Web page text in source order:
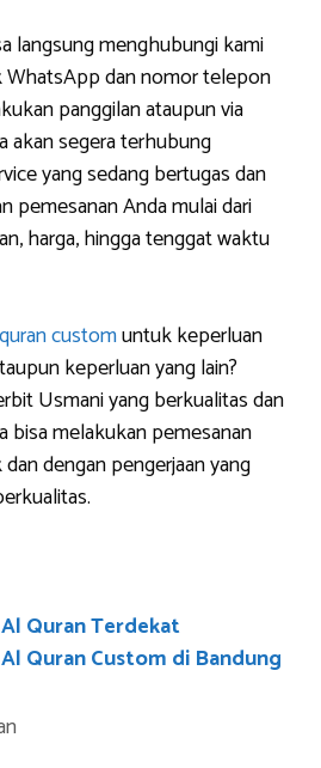
langsung menghubungi kami
WhatsApp dan nomor telepon
panggilan ataupun via
akan segera terhubung
yang sedang bertugas dan
pemesanan Anda mulai dari
harga, hingga tenggat waktu
customuntuk keperluan
keperluan yang lain?
Usmani yang berkualitas dan
bisa melakukan pemesanan
dengan pengerjaan yang
Quran Terdekat
Quran Custom di Bandung